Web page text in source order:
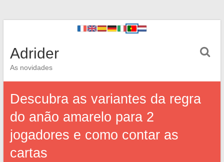
Adrider
As novidades
Descubra as variantes da regra
do anão amarelo para 2
jogadores e como contar as
cartas